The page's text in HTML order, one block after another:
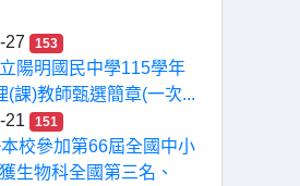
27
153
陽明國民中學115學年
(課)教師甄選簡章(一次...
21
151
校參加第66屆全國中小
生物科全國第三名、